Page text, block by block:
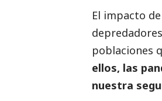
El impacto
poblaciones
ellos, las
nuestra